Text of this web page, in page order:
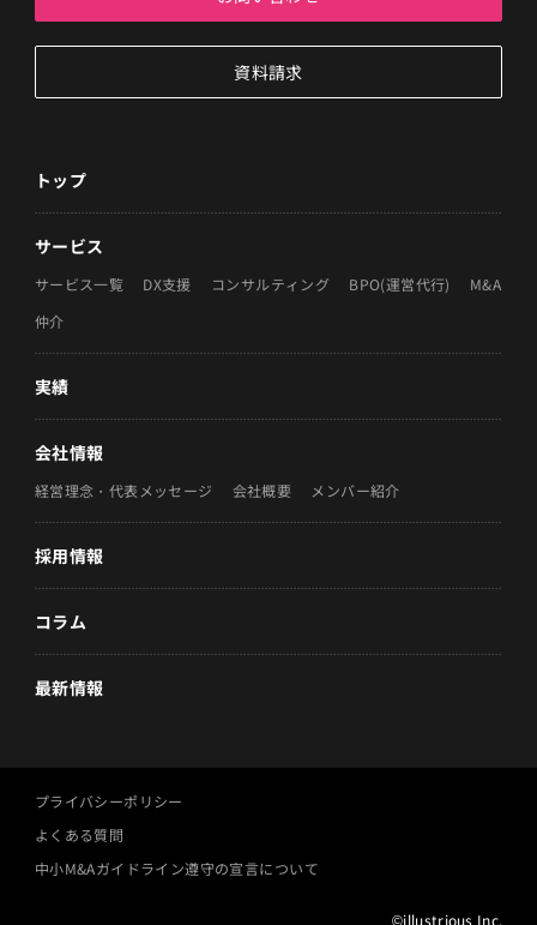
資料請求
トップ
サービス
サービス一覧 DX支援 コンサルティング BPO(運営代行)
M&A
仲介
実績
会社情報
経営理念・代表メッセージ 会社概要 メンバー紹介
採用情報
コラム
最新情報
プライバシーポリシー
よくある質問
中小M&Aガイドライン遵守の宣言について
©illustrious Inc.